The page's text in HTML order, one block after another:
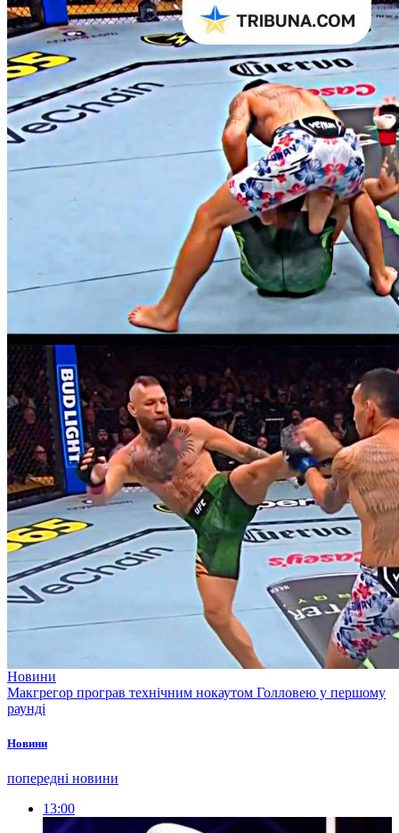
Новини
Макгрегор програв технічним нокаутом Голловею у першому
раунді
Новини
попередні новини
13:00